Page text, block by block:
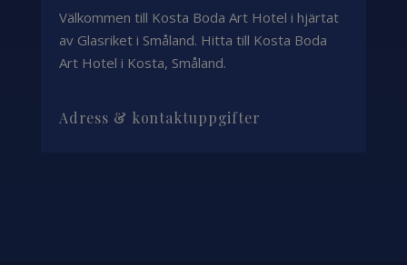
Välkommen till Kosta Boda Art Hotel i hjärtat
av Glasriket i Småland. Hitta till Kosta Boda
Art Hotel i Kosta, Småland.
Adress & kontaktuppgifter